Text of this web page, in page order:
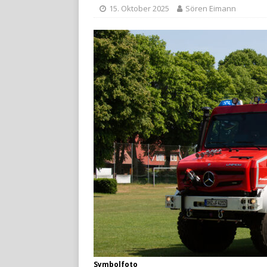
15. Oktober 2025 Sören Eimann
Symbolfoto